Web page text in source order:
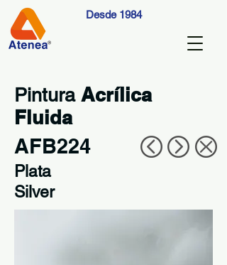
Desde 1984
Pintura Acrílica
Fluida
Plata
Silver
AFB224